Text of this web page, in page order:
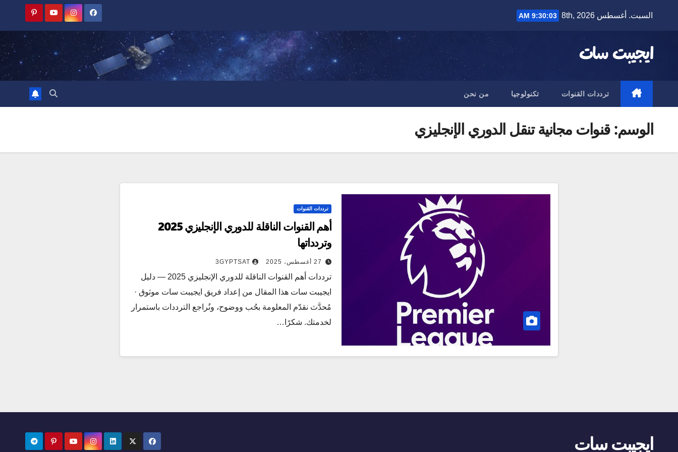
السبت. أغسطس 8th, 2026 9:30:04 AM
ايجيبت سات
ترددات القنوات تكنولوجيا من نحن
الوسم:قنوات مجانية تنقل الدوري الإنجليزي
ترددات القنوات
أهم القنوات الناقلة للدوري الإنجليزي 2025
وتردداتها
27 أغسطس، 2025 3GYPTSAT
ترددات أهم القنوات الناقلة للدوري الإنجليزي 2025 — دليل
ايجيبت سات هذا المقال من إعداد فريق ايجيبت سات موثوق ·
مُحدَّث نقدّم المعلومة بحُب ووضوح، ونُراجع الترددات باستمرار
لخدمتك. شكرًا…
ايجيبت سات